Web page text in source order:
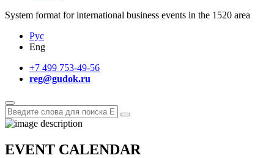
System format for international business events in the 1520 area
Рус
Eng
+7 499 753-49-56
reg@gudok.ru
EVENT CALENDAR